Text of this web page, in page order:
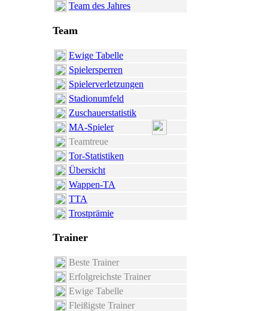
Team des Jahres
Team
Ewige Tabelle
Spielersperren
Spielerverletzungen
Stadionumfeld
Zuschauerstatistik
MA-Spieler
Teamtreue
Tor-Statistiken
Übersicht
Wappen-TA
TTA
Trostprämie
Trainer
Beste Trainer
Erfolgreichste Trainer
Ewige Tabelle
Fleißigste Trainer